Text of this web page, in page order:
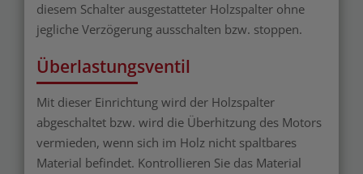
diesem Schalter ausgestatteter Holzspalter ohne
jegliche Verzögerung ausschalten bzw. stoppen.
Überlastungsventil
Mit dieser Einrichtung wird der Holzspalter
abgeschaltet bzw. wird die Überhitzung des Motors
vermieden, wenn sich im Holz nicht spaltbares
Material befindet. Kontrollieren Sie das Material